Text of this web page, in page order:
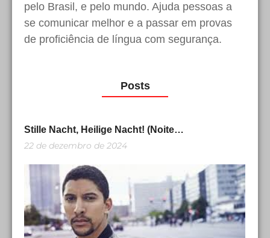
pelo Brasil, e pelo mundo. Ajuda pessoas a
se comunicar melhor e a passar em provas
de proficiência de língua com segurança.
Posts
Stille Nacht, Heilige Nacht! (Noite…
22 de dezembro de 2024